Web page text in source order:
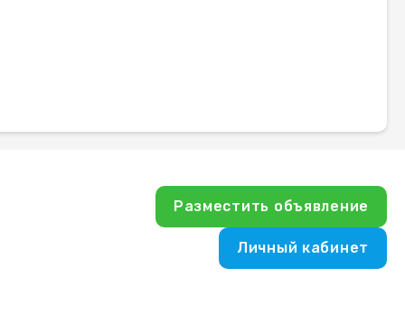
Разместить объявление
Личный кабинет